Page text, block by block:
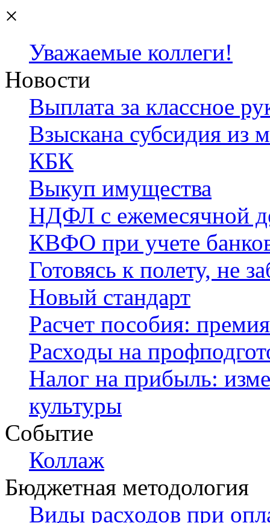
×
Уважаемые коллеги!
Новости
Выплата за классное
Взыскана субсидия из
КБК
Выкуп имущества
НДФЛ с ежемесячной
КВФО при учете
Готовясь к полету, не
Новый стандарт
Расчет пособия:
Расходы на
Налог на прибыль:
культуры
Событие
Коллаж
Бюджетная методология
Виды расходов при